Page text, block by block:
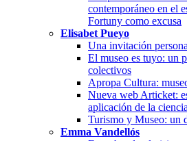
contemporáneo en el
Fortuny como excusa
Elisabet Pueyo
Una invitación
El museo es tuyo: un
colectivos
Apropa Cultura:
Nueva web Articket:
aplicación de la ciencia
Turismo y Museo: un
Emma Vandellós